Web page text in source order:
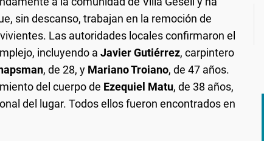
sin descanso, trabajan en la remoción de
Las autoridades locales confirmaron el
incluyendo a Javier Gutiérrez, carpintero
, de 28, y Mariano Troiano, de 47 años.
del cuerpo de Ezequiel Matu, de 38 años,
del lugar. Todos ellos fueron encontrados en